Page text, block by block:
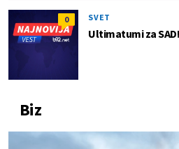
0 SVET
Ultimatumi za SAD!
Biz